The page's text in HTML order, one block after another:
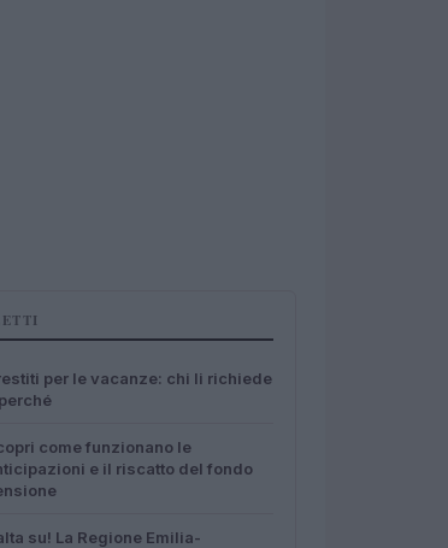
per le vacanze: chi li richiede
come funzionano le
e il riscatto del fondo
su! La Regione Emilia-